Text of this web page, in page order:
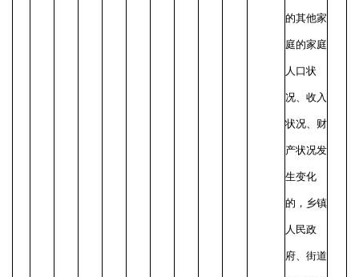
的其他家
庭的家庭
人口状
况、收入
状况、财
产状况发
生变化
的，乡镇
人民政
府、街道